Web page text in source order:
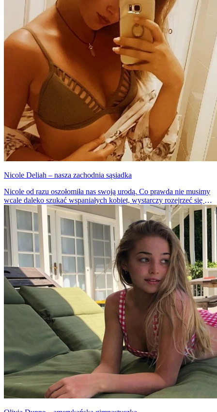
Nicole Deliah – nasza zachodnia sąsiadka
Nicole od razu oszołomiła nas swoją urodą. Co prawda nie musimy
wcale daleko szukać wspaniałych kobiet, wystarczy rozejrzeć się po
okolicy. W tej sytuacji jednak zobaczyliśmy sąsiadkę z Niemiec i
musimy przyznać, że skradła nasze serca.